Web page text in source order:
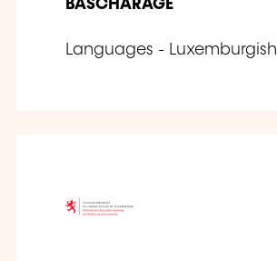
BASCHARAGE
Languages - Luxemburgish